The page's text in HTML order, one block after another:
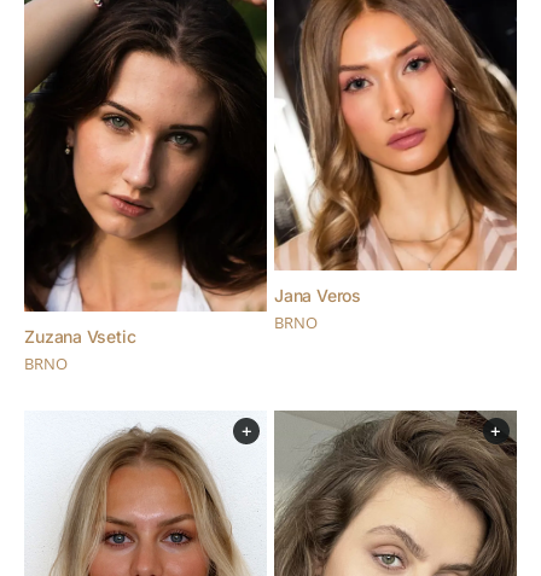
Zuzana Vsetic
BRNO
Jana Veros
BRNO
+ +